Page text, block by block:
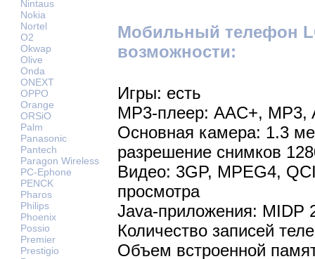
Nintaus
Nokia
Nortel
O2
Okwap
Olive
Onda
ONEXT
OPPO
Orange
ORSiO
Palm
Panasonic
Pantech
Paragon Wireless
PC-Ephone
PENCK
Pharos
Philips
Phoenix
Possio
Premier
Prestigio
Мобильный телефон
возможности:
Игры: есть
MP3-плеер: AAC+, MP3,
Основная камера: 1.3
разрешение снимков
Видео: 3GP, MPEG4,
просмотра
Java-приложения: MIDP
Количество записей
Объем встроенной